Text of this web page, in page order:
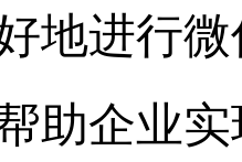
地进行
助企业